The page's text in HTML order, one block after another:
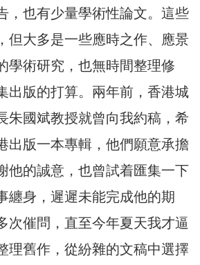
，也有少量學術性論文。這些
但大多是一些應時之作、應景
學術研究，也無時間整理修
出版的打算。兩年前，香港城
朱國斌教授就曾向我約稿，希
出版一本專輯，他們願意承擔
他的誠意，也曾試着匯集一下
纏身，遲遲未能完成他的期
次催問，直至今年夏天我才逼
理舊作，從紛雜的文稿中選擇